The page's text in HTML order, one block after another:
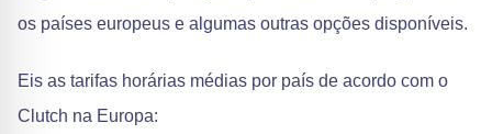
os países europeus e algumas outras opções disponíveis.
Eis as tarifas horárias médias por país de acordo com o
Clutch na Europa: